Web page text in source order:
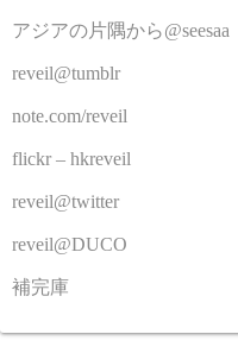
アジアの片隅から@seesaa
reveil@tumblr
note.com/reveil
flickr – hkreveil
reveil@twitter
reveil@DUCO
補完庫